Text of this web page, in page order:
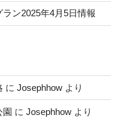
ン2025年4月5日情報
に Josephhow より
園 に Josephhow より